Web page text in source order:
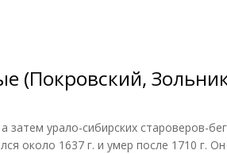
(Покровский,
затем урало-сибирских староверов-
около 1637 г. и умер после 1710 г.